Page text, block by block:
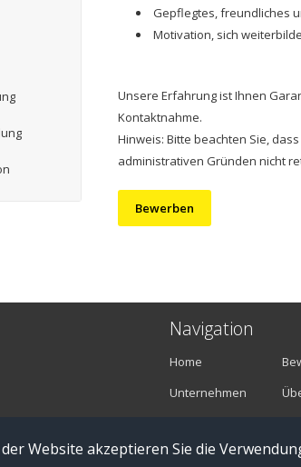
Website akzeptieren Sie die
Gepflegtes, freundliches
Motivation, sich
Unsere Erfahrung ist Ihnen
Kontaktnahme.
Hinweis: Bitte beachten Sie,
administrativen Gründen nicht
Bewerben
Navigation
Home
Unternehmen